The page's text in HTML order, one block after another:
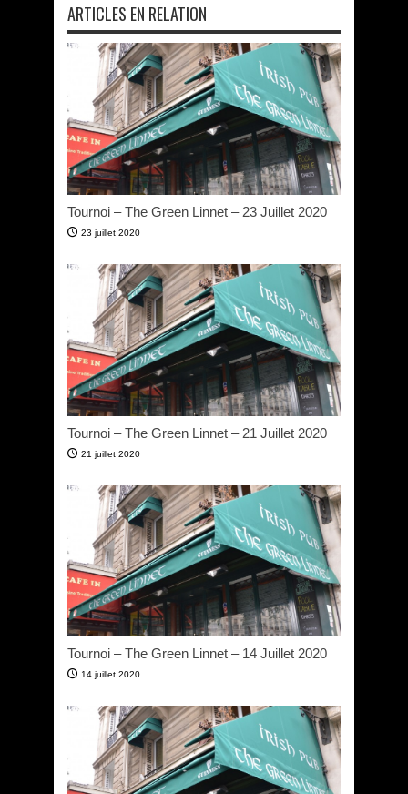
ARTICLES EN RELATION
Tournoi – The Green Linnet – 23 Juillet 2020
23 juillet 2020
Tournoi – The Green Linnet – 21 Juillet 2020
21 juillet 2020
Tournoi – The Green Linnet – 14 Juillet 2020
14 juillet 2020